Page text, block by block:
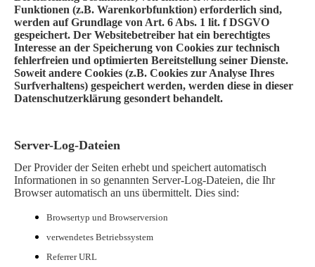
Funktionen (z.B. Warenkorbfunktion) erforderlich sind,
werden auf Grundlage von Art. 6 Abs. 1 lit. f DSGVO
gespeichert. Der Websitebetreiber hat ein berechtigtes
Interesse an der Speicherung von Cookies zur technisch
fehlerfreien und optimierten Bereitstellung seiner Dienste.
Soweit andere Cookies (z.B. Cookies zur Analyse Ihres
Surfverhaltens) gespeichert werden, werden diese in dieser
Datenschutzerklärung gesondert behandelt.
Server-Log-Dateien
Der Provider der Seiten erhebt und speichert automatisch
Informationen in so genannten Server-Log-Dateien, die Ihr
Browser automatisch an uns übermittelt. Dies sind:
Browsertyp und Browserversion
verwendetes Betriebssystem
Referrer URL